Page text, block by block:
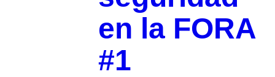
en la FORA
#1